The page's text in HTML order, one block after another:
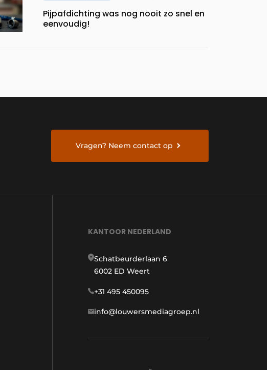
Pijpafdichting was nog nooit zo snel en
eenvoudig!
Vragen? Neem contact op
KANTOOR NEDERLAND
Schatbeurderlaan 6
6002 ED Weert
+31 495 450095
info@louwersmediagroep.nl